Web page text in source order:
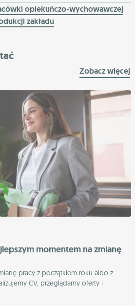
opiekuńczo-wychowawczej
zakładu
Zobacz więcej
momentem na zmianę
pracy z początkiem roku albo z
CV, przeglądamy oferty i